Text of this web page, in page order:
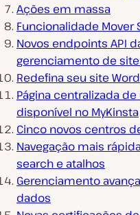
Ações em massa
Funcionalidade
Novos endpoints API
gerenciamento de
Redefina seu site
Página centralizada
disponível no MyKinsta
Cinco novos centros
Navegação mais
search e atalhos
Gerenciamento
dados